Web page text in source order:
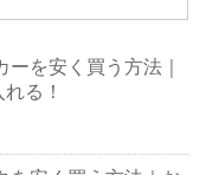
ーを安く買う方法｜
る！